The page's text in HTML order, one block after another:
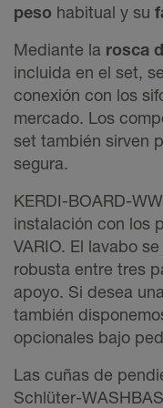
peso habitual y su
Mediante la rosca
incluida en el set,
conexión con los
mercado. Los
set también sirven
segura.
KERDI-BOARD-
instalación con los
VARIO. El lavabo
robusta entre tres
apoyo. Si desea
también
opcionales bajo
Las cuñas de
Schlüter-